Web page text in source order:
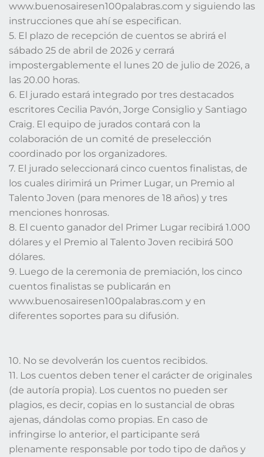
www.buenosairesen100palabras.com y siguiendo las
instrucciones que ahí se especifican.
5. El plazo de recepción de cuentos se abrirá el
sábado 25 de abril de 2026 y cerrará
impostergablemente el lunes 20 de julio de 2026, a
las 20.00 horas.
6. El jurado estará integrado por tres destacados
escritores Cecilia Pavón, Jorge Consiglio y Santiago
Craig. El equipo de jurados contará con la
colaboración de un comité de preselección
coordinado por los organizadores.
7. El jurado seleccionará cinco cuentos finalistas, de
los cuales dirimirá un Primer Lugar, un Premio al
Talento Joven (para menores de 18 años) y tres
menciones honrosas.
8. El cuento ganador del Primer Lugar recibirá 1.000
dólares y el Premio al Talento Joven recibirá 500
dólares.
9. Luego de la ceremonia de premiación, los cinco
cuentos finalistas se publicarán en
www.buenosairesen100palabras.com y en
diferentes soportes para su difusión.
10. No se devolverán los cuentos recibidos.
11. Los cuentos deben tener el carácter de originales
(de autoría propia). Los cuentos no pueden ser
plagios, es decir, copias en lo sustancial de obras
ajenas, dándolas como propias. En caso de
infringirse lo anterior, el participante será
plenamente responsable por todo tipo de daños y